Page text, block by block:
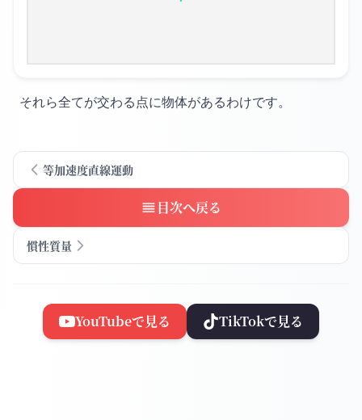
それら全てが交わる点に物体があるわけです。
等加速度直線運動
目次へ戻る
慣性質量
YouTubeで見る TikTokで見る